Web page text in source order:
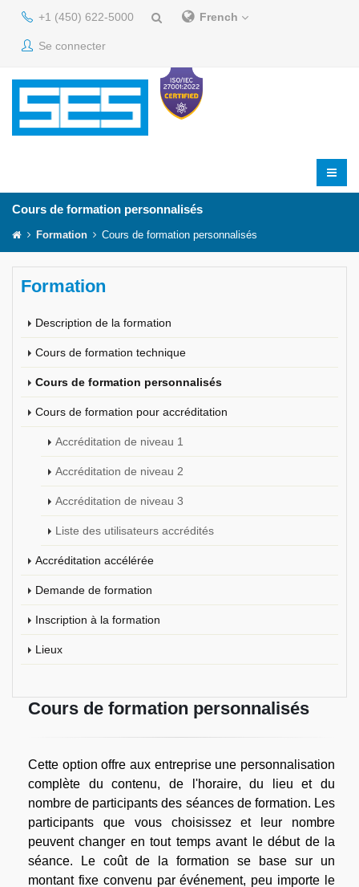
+1 (450) 622-5000 French
Se connecter
Cours de formation personnalisés
Formation Cours de formation personnalisés
Formation
Description de la formation
Cours de formation technique
Cours de formation personnalisés
Cours de formation pour accréditation
Accréditation de niveau 1
Accréditation de niveau 2
Accréditation de niveau 3
Liste des utilisateurs accrédités
Accréditation accélérée
Demande de formation
Inscription à la formation
Lieux
Cours de formation personnalisés
Cette option offre aux entreprise une personnalisation
complète du contenu, de l'horaire, du lieu et du
nombre de participants des séances de formation. Les
participants que vous choisissez et leur nombre
peuvent changer en tout temps avant le début de la
séance. Le coût de la formation se base sur un
montant fixe convenu par événement, peu importe le